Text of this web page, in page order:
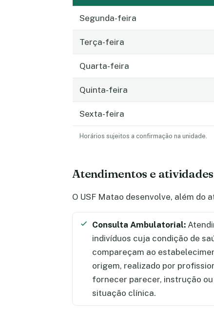
Segunda-feira
Terça-feira
Quarta-feira
Quinta-feira
Sexta-feira
Horários sujeitos a confirmação na unidade.
Atendimentos e
O USF Matao desenvolve, além do
Consulta Ambulatorial:
indivíduos cuja condição de
compareçam ao
origem, realizado por
fornecer parecer, instrução
situação clínica.